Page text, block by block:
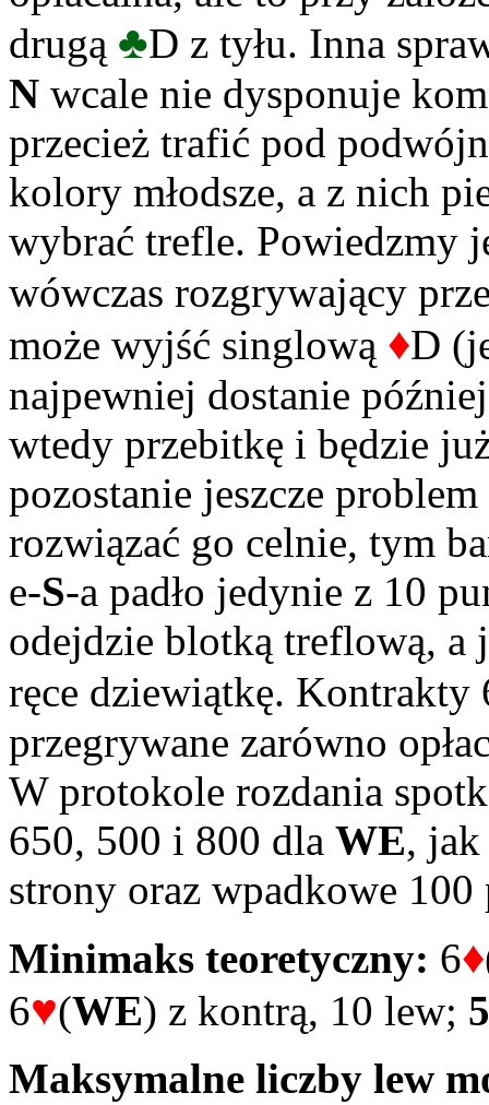
drugą ♣D z tyłu. Inna
N wcale nie dysponuje
przecież trafić pod
kolory młodsze, a z nich
wybrać trefle. Powiedzmy
wówczas rozgrywający
może wyjść singlową ♦D
najpewniej dostanie
wtedy przebitkę i będzie
pozostanie jeszcze
rozwiązać go celnie, tym
e-S-a padło jedynie z 10
odejdzie blotką treflową, a
ręce dziewiątkę. Kontrakty
przegrywane zarówno
W protokole rozdania
650, 500 i 800 dla WE,
strony oraz wpadkowe
Minimaks teoretyczny: 6♦
6♥(WE) z kontrą, 10 lew;
Maksymalne liczby lew